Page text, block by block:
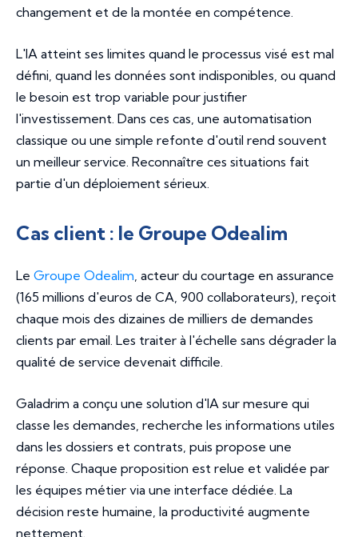
changement et de la montée en compétence.
L'IA atteint ses limites quand le processus visé est mal
défini, quand les données sont indisponibles, ou quand
le besoin est trop variable pour justifier
l'investissement. Dans ces cas, une automatisation
classique ou une simple refonte d'outil rend souvent
un meilleur service. Reconnaître ces situations fait
partie d'un déploiement sérieux.
Cas client : le Groupe Odealim
Le Groupe Odealim , acteur du courtage en assurance
(165 millions d'euros de CA, 900 collaborateurs), reçoit
chaque mois des dizaines de milliers de demandes
clients par email. Les traiter à l'échelle sans dégrader la
qualité de service devenait difficile.
Galadrim a conçu une solution d'IA sur mesure qui
classe les demandes, recherche les informations utiles
dans les dossiers et contrats, puis propose une
réponse. Chaque proposition est relue et validée par
les équipes métier via une interface dédiée. La
décision reste humaine, la productivité augmente
nettement.